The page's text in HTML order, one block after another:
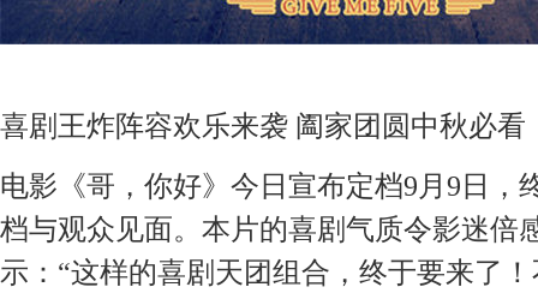
喜剧王炸阵容欢乐来袭 阖家团圆中秋必看
电影《哥，你好》今日宣布定档9月9日，
档与观众见面。本片的喜剧气质令影迷倍
示：“这样的喜剧天团组合，终于要来了